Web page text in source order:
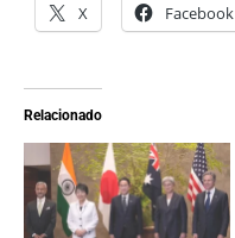
X Facebook
Relacionado